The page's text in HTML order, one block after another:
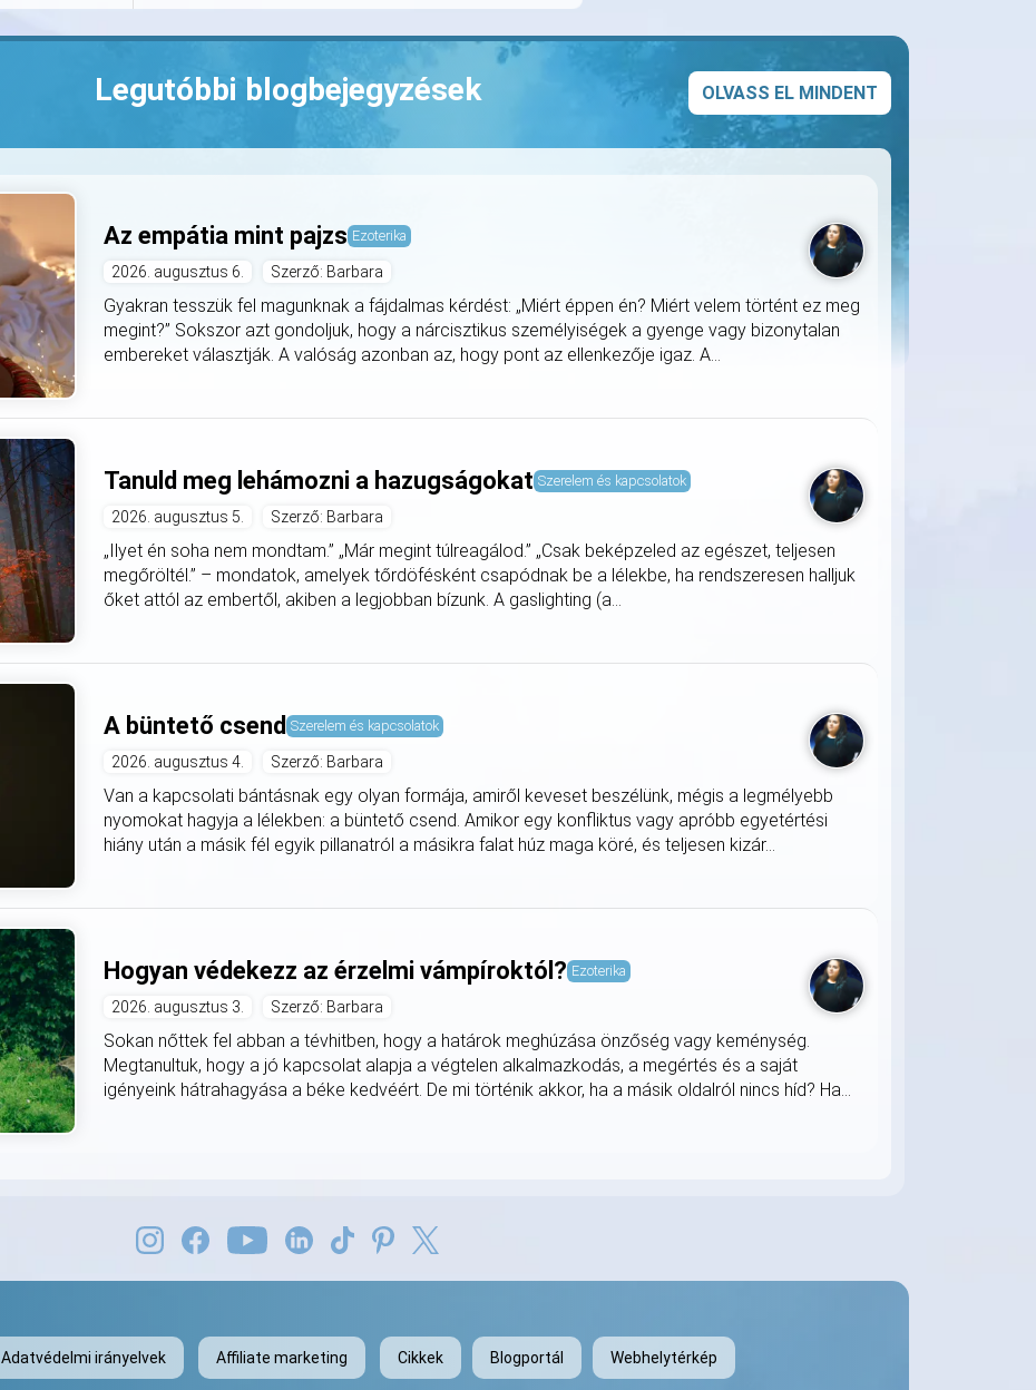
Legutóbbi blogbejegyzések OLVASS EL MINDENT
Az empátia mint pajzs Ezoterika
2026. augusztus 6. Szerző: Barbara
Gyakran tesszük fel magunknak a fájdalmas kérdést: „Miért éppen én? Miért velem történt ez meg
megint?” Sokszor azt gondoljuk, hogy a nárcisztikus személyiségek a gyenge vagy bizonytalan
embereket választják. A valóság azonban az, hogy pont az ellenkezője igaz. A...
Tanuld meg lehámozni a hazugságokat Szerelem és kapcsolatok
2026. augusztus 5. Szerző: Barbara
„Ilyet én soha nem mondtam.” „Már megint túlreagálod.” „Csak beképzeled az egészet, teljesen
megőröltél.” – mondatok, amelyek tőrdöfésként csapódnak be a lélekbe, ha rendszeresen halljuk
őket attól az embertől, akiben a legjobban bízunk. A gaslighting (a...
A büntető csend Szerelem és kapcsolatok
2026. augusztus 4. Szerző: Barbara
Van a kapcsolati bántásnak egy olyan formája, amiről keveset beszélünk, mégis a legmélyebb
nyomokat hagyja a lélekben: a büntető csend. Amikor egy konfliktus vagy apróbb egyetértési
hiány után a másik fél egyik pillanatról a másikra falat húz maga köré, és teljesen kizár...
Hogyan védekezz az érzelmi vámpíroktól? Ezoterika
2026. augusztus 3. Szerző: Barbara
Sokan nőttek fel abban a tévhitben, hogy a határok meghúzása önzőség vagy keménység.
Megtanultuk, hogy a jó kapcsolat alapja a végtelen alkalmazkodás, a megértés és a saját
igényeink hátrahagyása a béke kedvéért. De mi történik akkor, ha a másik oldalról nincs híd? Ha...
Adatvédelmi irányelvek Affiliate marketing Cikkek Blogportál Webhelytérkép